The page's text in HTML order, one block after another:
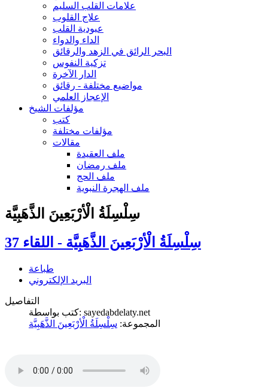
علامات القلب السليم
علاج القلوب
عبودية القلب
الداء والدواء
البحر الرائق في الزهد والرقائق
تزكية النفوس
الدار الآخرة
مواضيع مختلفة - رقائق
الإعجاز العلمي
مؤلفات الشيخ
كتب
مؤلفات مختلفة
مقالات
ملف العقيدة
ملف رمضان
ملف الحج
ملف الهجرة النبوية
سِلْسِلَةُ الْأرْبَعِينَ الذَّهَبِيَّة
سِلْسِلَةُ الْأرْبَعِينَ الذَّهَبِيَّة - اللقاء 37
طباعة
البريد الإلكتروني
التفاصيل
كتب بواسطة: sayedabdelaty.net
المجموعة: سِلْسِلَةُ الْأرْبَعِينَ الذَّهَبِيَّة